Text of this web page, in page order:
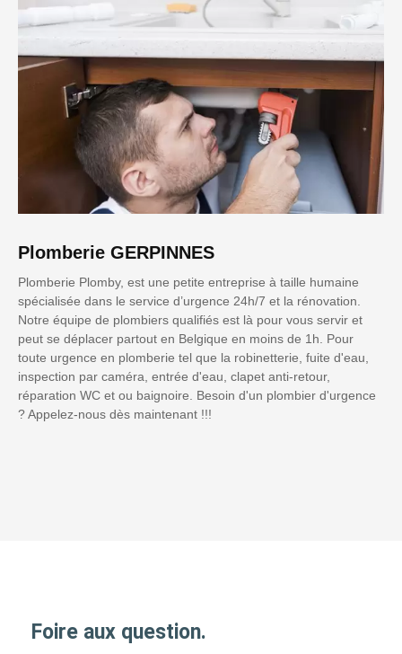
Plomberie GERPINNES
Plomberie Plomby, est une petite entreprise à taille humaine
spécialisée dans le service d’urgence 24h/7 et la rénovation.
Notre équipe de plombiers qualifiés est là pour vous servir et
peut se déplacer partout en Belgique en moins de 1h. Pour
toute urgence en plomberie tel que la robinetterie, fuite d'eau,
inspection par caméra, entrée d'eau, clapet anti-retour,
réparation WC et ou baignoire. Besoin d'un plombier d'urgence
? Appelez-nous dès maintenant !!!
Foire aux question.